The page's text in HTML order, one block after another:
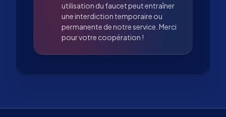
utilisation du faucet peut entraîner
une interdiction temporaire ou
permanente de notre service. Merci
pour votre coopération !